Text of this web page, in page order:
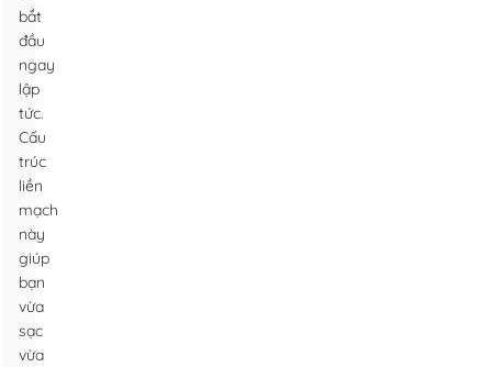
bắt
đầu
ngay
lập
tức.
Cấu
trúc
liền
mạch
này
giúp
bạn
vừa
sạc
vừa